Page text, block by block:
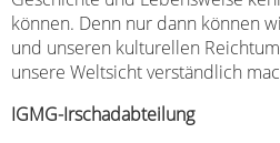
können. Denn nur dann können
und unseren kulturellen
unsere Weltsicht verständlich
IGMG-Irschadabteilung